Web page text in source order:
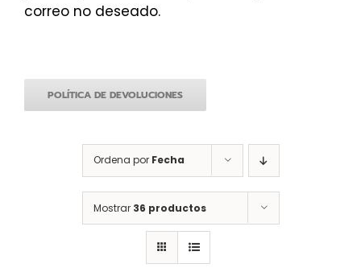
correo no deseado.
POLÍTICA DE DEVOLUCIONES
Ordena por Fecha
Mostrar 36 productos